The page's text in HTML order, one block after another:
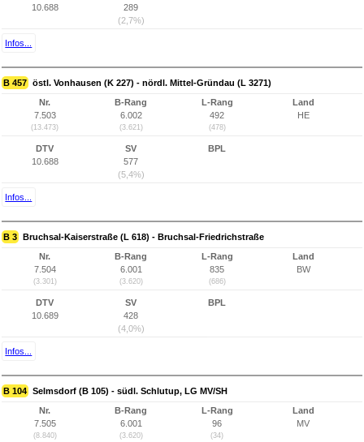
10.688
289
(2,7%)
Infos...
B 457 östl. Vonhausen (K 227) - nördl. Mittel-Gründau (L 3271)
Nr.
7.503
(13.473)
B-Rang
6.002
(3.621)
L-Rang
492
(478)
Land
HE
DTV
10.688
SV
577
(5,4%)
BPL
Infos...
B 3 Bruchsal-Kaiserstraße (L 618) - Bruchsal-Friedrichstraße
Nr.
7.504
(3.301)
B-Rang
6.001
(3.620)
L-Rang
835
(686)
Land
BW
DTV
10.689
SV
428
(4,0%)
BPL
Infos...
B 104 Selmsdorf (B 105) - südl. Schlutup, LG MV/SH
Nr.
7.505
(8.840)
B-Rang
6.001
(3.620)
L-Rang
96
(34)
Land
MV